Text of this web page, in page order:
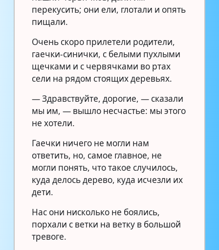
перекусить; они ели, глотали и опять
пищали.
Очень скоро прилетели родители,
гаечки-синички, с белыми пухлыми
щечками и с червячками во ртах
сели на рядом стоящих деревьях.
— Здравствуйте, дорогие, — сказали
мы им, — вышло несчастье: мы этого
не хотели.
Гаечки ничего не могли нам
ответить, но, самое главное, не
могли понять, что такое случилось,
куда делось дерево, куда исчезли их
дети.
Нас они нисколько не боялись,
порхали с ветки на ветку в большой
тревоге.